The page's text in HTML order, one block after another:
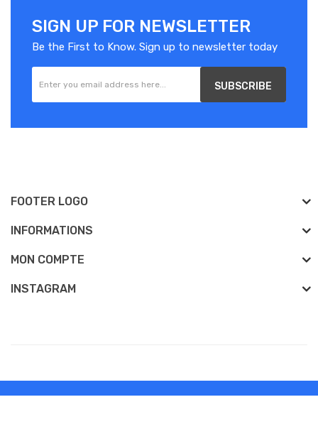
SIGN UP FOR NEWSLETTER
Be the First to Know. Sign up to newsletter today
SUBSCRIBE
FOOTER LOGO
INFORMATIONS
MON COMPTE
INSTAGRAM